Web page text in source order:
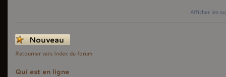
Afficher les
Écrire un nouveau
sujet
Retourner vers Index du forum
Qui est en ligne